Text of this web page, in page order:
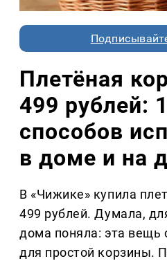
Плетёная
499 рублей:
способов
в доме и на
В «Чижике» купила
499 рублей. Думала,
дома поняла: эта
для простой корзины.